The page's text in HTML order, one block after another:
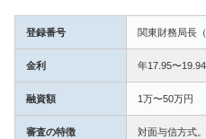
登録番号 関東財務局長
金利 年17.95〜
融資額 1万〜50万円
審査の特徴 対面与信方式